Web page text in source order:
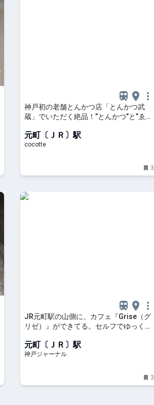
神戸初の老舗とんかつ店「とんかつ武
蔵」でいただく絶品！”とんかつ”と”ゑび
元町〔ＪＲ〕駅
cocotte
3
JR元町駅の山側に、カフェ『Grise（グ
リゼ）』ができてる。セルフでゆっくり
元町〔ＪＲ〕駅
神戸ジャーナル
3